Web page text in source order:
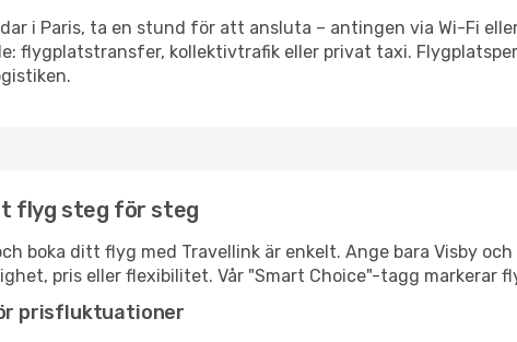
i Paris, ta en stund för att ansluta – antingen via Wi-Fi
flygplatstransfer, kollektivtrafik eller privat taxi.
flyg steg för steg
boka ditt flyg med Travellink är enkelt. Ange bara Visby
pris eller flexibilitet. Vår "Smart Choice"-tagg markerar
prisfluktuationer